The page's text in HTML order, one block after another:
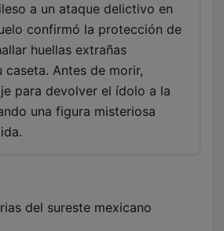
a un ataque delictivo en
confirmó la protección de
huellas extrañas
caseta. Antes de morir,
para devolver el ídolo a la
una figura misteriosa
del sureste mexicano